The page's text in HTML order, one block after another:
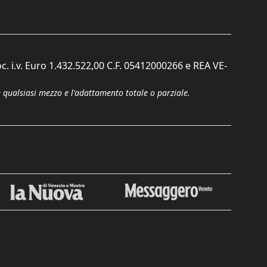
Euro 1.432.522,00 C.F. 05412000266 e REA VE-
mezzo e l'adattamento totale o parziale.